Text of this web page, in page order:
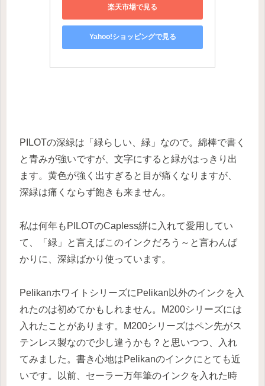
楽天市場で見る
Yahoo!ショッピングで見る
PILOTの深緑は「緑らしい、緑」なので。綿棒で書く
と青みが強いですが、文字にすると緑がはっきり出
ます。黄色が強く出すぎると目が痛くなりますが、
深緑は痛くならず飽きも来ません。
私は何年もPILOTのCapless絣に入れて愛用してい
て、「緑」と言えばこのインクだろう～と言わんば
かりに、深緑ばかり使っています。
PelikanホワイトシリーズにPelikan以外のインクを入
れたのは初めてかもしれません。M200シリーズには
入れたことがあります。M200シリーズはペン先がス
テンレス製なので少し違うかも？と思いつつ、入れ
てみました。書き心地はPelikanのインクにとても近
いです。以前、セーラー万年筆のインクを入れた時